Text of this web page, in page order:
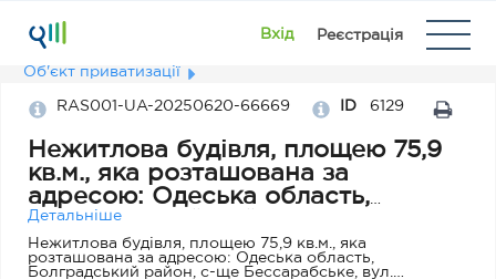
Вхід Реєстрація
Об'єкт приватизації
RAS001-UA-20250620-66669 ID 6129
Нежитлова будівля, площею 75,9
кв.м., яка розташована за
адресою: Одеська область,
Болградський район, с-ще
Бессарабське, вул. Центральна,
буд. 21
Детальніше
Нежитлова будівля, площею 75,9 кв.м., яка
розташована за адресою: Одеська область,
Болградський район, с-ще Бессарабське, вул.